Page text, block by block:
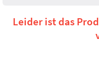
Leider ist das